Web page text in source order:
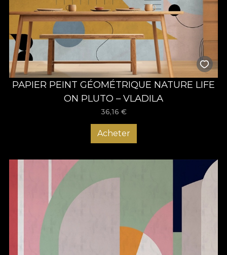
PAPIER PEINT GÉOMÉTRIQUE NATURE LIFE
ON PLUTO – VLADILA
36,16 €
Acheter